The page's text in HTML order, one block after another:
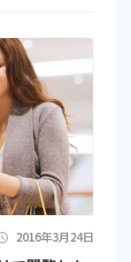
2016年3月24日